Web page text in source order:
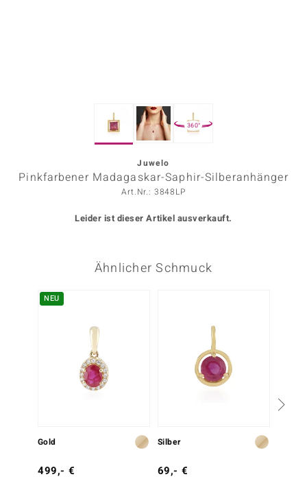
BY DE MELO
360°
Juwelo
Pinkfarbener Madagaskar-Saphir-Silberanhänger
Art.Nr.: 3848LP
Leider ist dieser Artikel ausverkauft.
Ähnlicher Schmuck
NEU
Gold
499,- €
Silber
69,- €